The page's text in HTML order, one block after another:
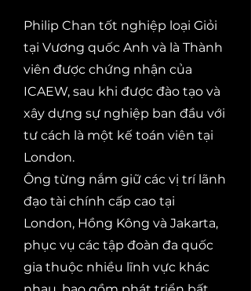
Philip Chan tốt nghiệp loại Giỏi
tại Vương quốc Anh và là Thành
viên được chứng nhận của
ICAEW, sau khi được đào tạo và
xây dựng sự nghiệp ban đầu với
tư cách là một kế toán viên tại
London.
Ông từng nắm giữ các vị trí lãnh
đạo tài chính cấp cao tại
London, Hồng Kông và Jakarta,
phục vụ các tập đoàn đa quốc
gia thuộc nhiều lĩnh vực khác